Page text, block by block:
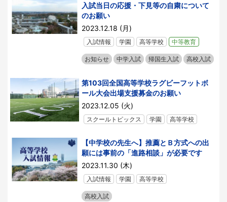
入試当日の応援・下見等の自粛について
のお願い
2023.12.18 (月)
入試情報 学園 高等学校 中等教育
お知らせ 中学入試 帰国生入試 高校入試
第103回全国高等学校ラグビーフットボ
ール大会出場支援募金のお願い
2023.12.05 (火)
スクールトピックス 学園 高等学校
【中学校の先生へ】推薦とＢ方式への出
願には事前の「進路相談」が必要です
2023.11.30 (木)
入試情報 学園 高等学校
高校入試